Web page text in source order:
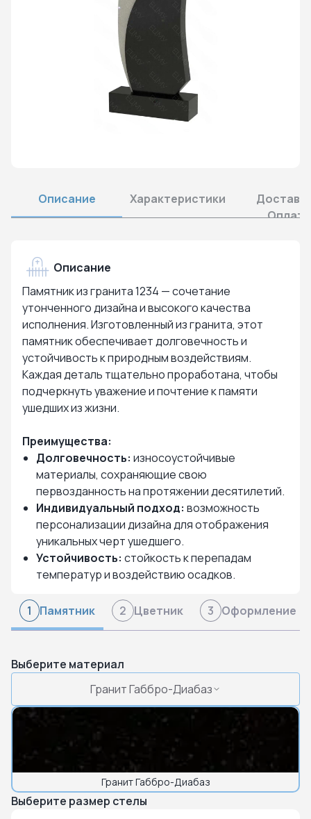
Описание Характеристики
Оплата
Описание
Памятник из гранита 1234 — сочетание
утонченного дизайна и высокого качества
исполнения. Изготовленный из гранита, этот
памятник обеспечивает долговечность и
устойчивость к природным воздействиям.
Каждая деталь тщательно проработана, чтобы
подчеркнуть уважение и почтение к памяти
ушедших из жизни.
Преимущества:
Долговечность: износоустойчивые
материалы, сохраняющие свою
первозданность на протяжении десятилетий.
Индивидуальный подход: возможность
персонализации дизайна для отображения
уникальных черт ушедшего.
Устойчивость: стойкость к перепадам
температур и воздействию осадков.
1 Памятник 2 Цветник 3 Оформление
Выберите материал
Гранит Габбро-Диабаз
Гранит Габбро-Диабаз
Выберите размер стелы